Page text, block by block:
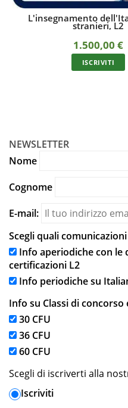
Corso di didattica
stranieri online in
350,00€
In unica soluzione con carta/
rate
NEWSLETTER
Nome
Cognome
E-mail:
Scegli quali
Info aperiodiche con le
certificazioni L2
Info periodiche su
Info su Classi di
30 CFU
36 CFU
60 CFU
Scegli di iscriverti alla
Iscriviti